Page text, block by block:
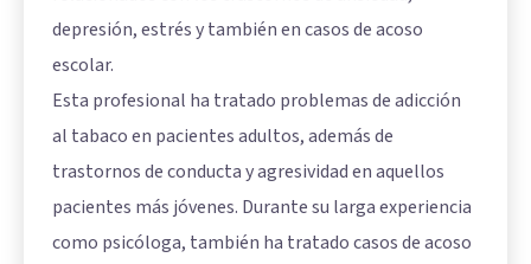
depresión, estrés y también en casos de acoso
escolar.
Esta profesional ha tratado problemas de adicción
al tabaco en pacientes adultos, además de
trastornos de conducta y agresividad en aquellos
pacientes más jóvenes. Durante su larga experiencia
como psicóloga, también ha tratado casos de acoso